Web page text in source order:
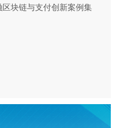
块链与支付创新案例集